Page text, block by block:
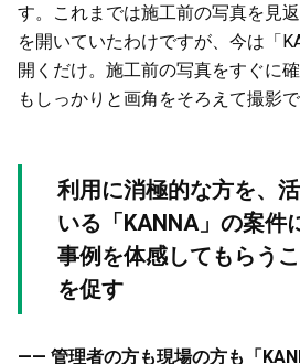
す。これまでは施工前の写真を見
を開いていたわけですが、今は「
開くだけ。施工前の写真をすぐに
もしっかりと画角をそろえて撮影で
利用に消極的な方を、
いる「KANNA」の案件
事例を体感してもらう
を促す
—— 管理者の方も現場の方も「